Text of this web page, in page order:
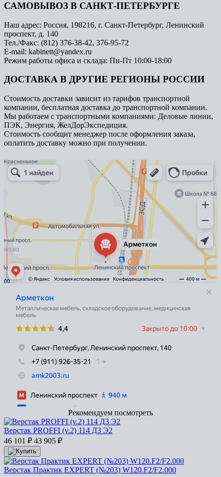
САМОВЫВОЗ В САНКТ-ПЕТЕРБУРГЕ
Наш адрес: Россия, 198216, г. Санкт-Петербург, Ленинский
проспект, д. 140
Тел./Факс: (812) 376-38-42, 376-95-72
E-mail: kabinett@yandex.ru
Режим работы офиса и склада: Пн-Пт 10:00-18:00
ДОСТАВКА В ДРУГИЕ РЕГИОНЫ РОССИИ
Стоимость доставки зависит из тарифов транспортной
компании, бесплатная доставка до транспортной компании.
Мы работаем с транспортными компаниями: Деловые линии,
ПЭК, Энергия, ЖелДорЭкспедиция.
Стоимость сообщит менеджер после оформления заказа,
оплатить доставку можно при получении.
Арметкон
Металлическая мебель в Санкт‑Петербурге
Торговое оборудование в Санкт‑Петербурге
Рекомендуем посмотреть
Верстак PROFFI (v.2) 114 Д3 Э2
46 101 ₽ 43 905 ₽
Верстак Практик EXPERT (№203) W120.F2/F2.000